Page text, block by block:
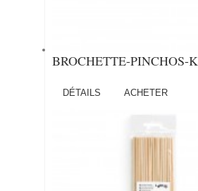
BROCHETTE-PINCHOS-
DÉTAILS ACHETER